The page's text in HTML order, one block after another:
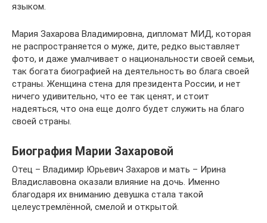
языком.
Мария Захарова Владимировна, дипломат МИД, которая
не распространяется о муже, дите, редко выставляет
фото, и даже умалчивает о национальности своей семьи,
так богата биографией на деятельность во блага своей
страны. Женщина стена для президента России, и нет
ничего удивительно, что ее так ценят, и стоит
надеяться, что она еще долго будет служить на благо
своей страны.
Биография Марии Захаровой
Отец – Владимир Юрьевич Захаров и мать – Ирина
Владиславовна оказали влияние на дочь. Именно
благодаря их вниманию девушка стала такой
целеустремлённой, смелой и открытой.